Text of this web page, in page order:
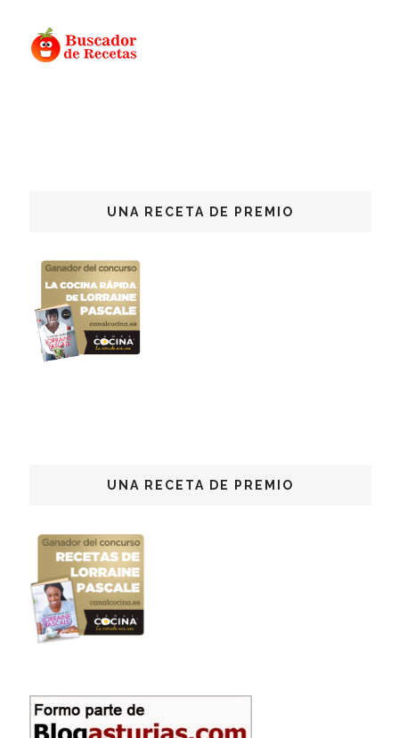
UNA RECETA DE PREMIO
UNA RECETA DE PREMIO